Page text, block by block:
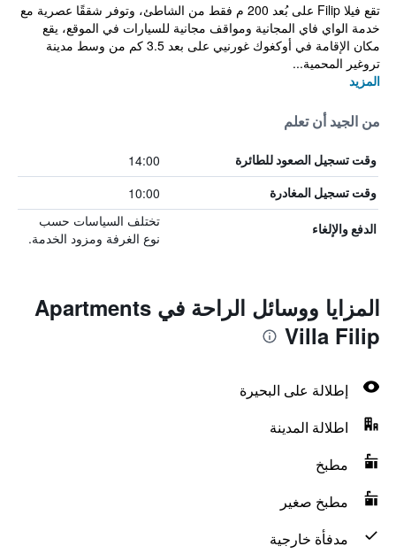
تقع فيلا Filip على بُعد 200 م فقط من الشاطئ، وتوفر شققًا عصرية مع
خدمة الواي فاي المجانية ومواقف مجانية للسيارات في الموقع، يقع
مكان الإقامة في أوكغوك غورنيي على بعد 3.5 كم من وسط مدينة
تروغير المحمية...
المزيد
من الجيد أن تعلم
وقت تسجيل الصعود للطائرة 14:00
وقت تسجيل المغادرة 10:00
الدفع والإلغاء
تختلف السياسات حسب
نوع الغرفة ومزود الخدمة.
المزايا ووسائل الراحة في Apartments
Villa Filip
إطلالة على البحيرة
اطلالة المدينة
مطبخ
مطبخ صغير
مدفأة خارجية